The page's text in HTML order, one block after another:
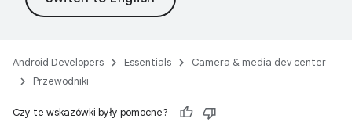
Android Developers Essentials
Camera & media dev center
Przewodniki
Czy te wskazówki były pomocne?